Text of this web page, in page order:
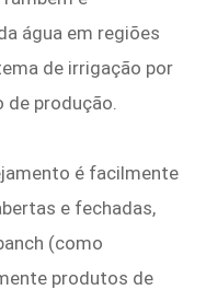
água em regiões
de irrigação por
de produção.
é facilmente
e fechadas,
(como
produtos de